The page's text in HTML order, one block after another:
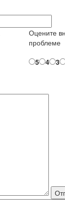
Оцените
проблеме
5
4 3